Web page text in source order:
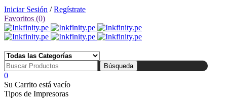
Iniciar Sesión /Regístrate
Favoritos (0)
0
Su Carrito está vacío
Tipos de Impresoras